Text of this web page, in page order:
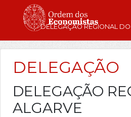
DELEGAÇÃO REGIONAL
DELEGAÇÃO
DELEGAÇÃO
ALGARVE